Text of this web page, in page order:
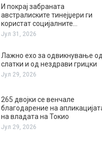
И покрај забраната
австралиските тинејџери ги
користат социјалните…
Јул 31, 2026
Лажно ехо за одвикнување од
слатки и од нездрави грицки
Јул 29, 2026
265 двојки се венчале
благодарение на
на владата на Токио
Јул 29, 2026